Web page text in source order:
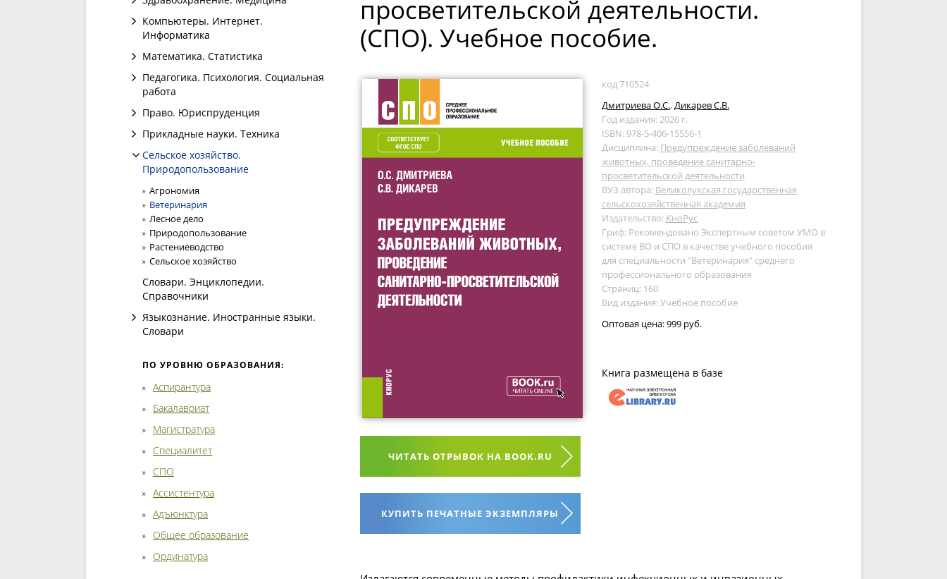
Компьютеры. Интернет.
Информатика
Математика. Статистика
Педагогика. Психология. Социальная
работа
Право. Юриспруденция
Прикладные науки. Техника
Сельское хозяйство.
Природопользование
Агрономия
Ветеринария
Лесное дело
Природопользование
Растениеводство
Сельское хозяйство
Словари. Энциклопедии.
Справочники
Языкознание. Иностранные языки.
Словари
ПО УРОВНЮ ОБРАЗОВАНИЯ:
Аспирантура
Бакалавриат
Магистратура
Специалитет
СПО
Ассистентура
Адъюнктура
Общее образование
Ординатура
просветительской деятельности.
(СПО). Учебное пособие.
ЧИТАТЬ ОТРЫВОК НА BOOK.RU
КУПИТЬ ПЕЧАТНЫЕ ЭКЗЕМПЛЯРЫ
код 710524
Дмитриева О.С., Дикарев С.В.
Год издания: 2026 г.
ISBN: 978-5-406-15556-1
Дисциплина: Предупреждение заболеваний
животных, проведение санитарно-
просветительской деятельности
ВУЗ автора: Великолукская государственная
сельскохозяйственная академия
Издательство: КноРус
Гриф: Рекомендовано Экспертным советом УМО в
системе ВО и СПО в качестве учебного пособия
для специальности "Ветеринария" среднего
профессионального образования
Страниц: 160
Вид издания: Учебное пособие
Оптовая цена:999 руб.
Книга размещена в базе